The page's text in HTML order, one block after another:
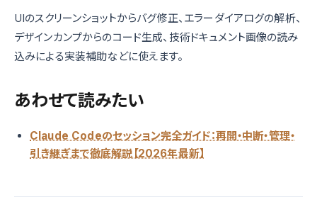
UIのスクリーンショットからバグ修正、エラーダイアログの解析、
デザインカンプからのコード生成、技術ドキュメント画像の読み
込みによる実装補助などに使えます。
あわせて読みたい
Claude Codeのセッション完全ガイド：再開・中断・管理・
引き継ぎまで徹底解説【2026年最新】